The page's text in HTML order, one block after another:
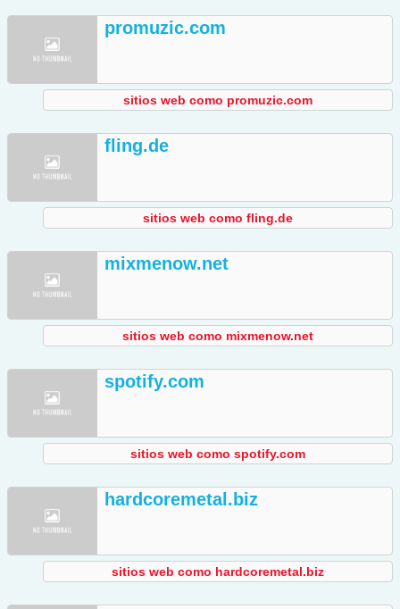
promuzic.com
sitios web como promuzic.com
fling.de
sitios web como fling.de
mixmenow.net
sitios web como mixmenow.net
spotify.com
sitios web como spotify.com
hardcoremetal.biz
sitios web como hardcoremetal.biz